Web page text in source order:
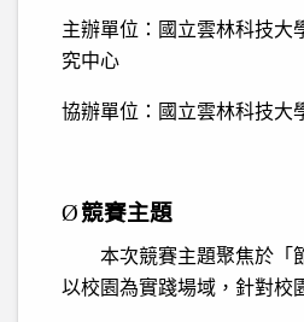
主辦單位：國立雲林科技大
究中心
協辦單位：國立雲林科技大
Ø競賽主題
本次競賽主題聚焦於「
以校園為實踐場域，針對校